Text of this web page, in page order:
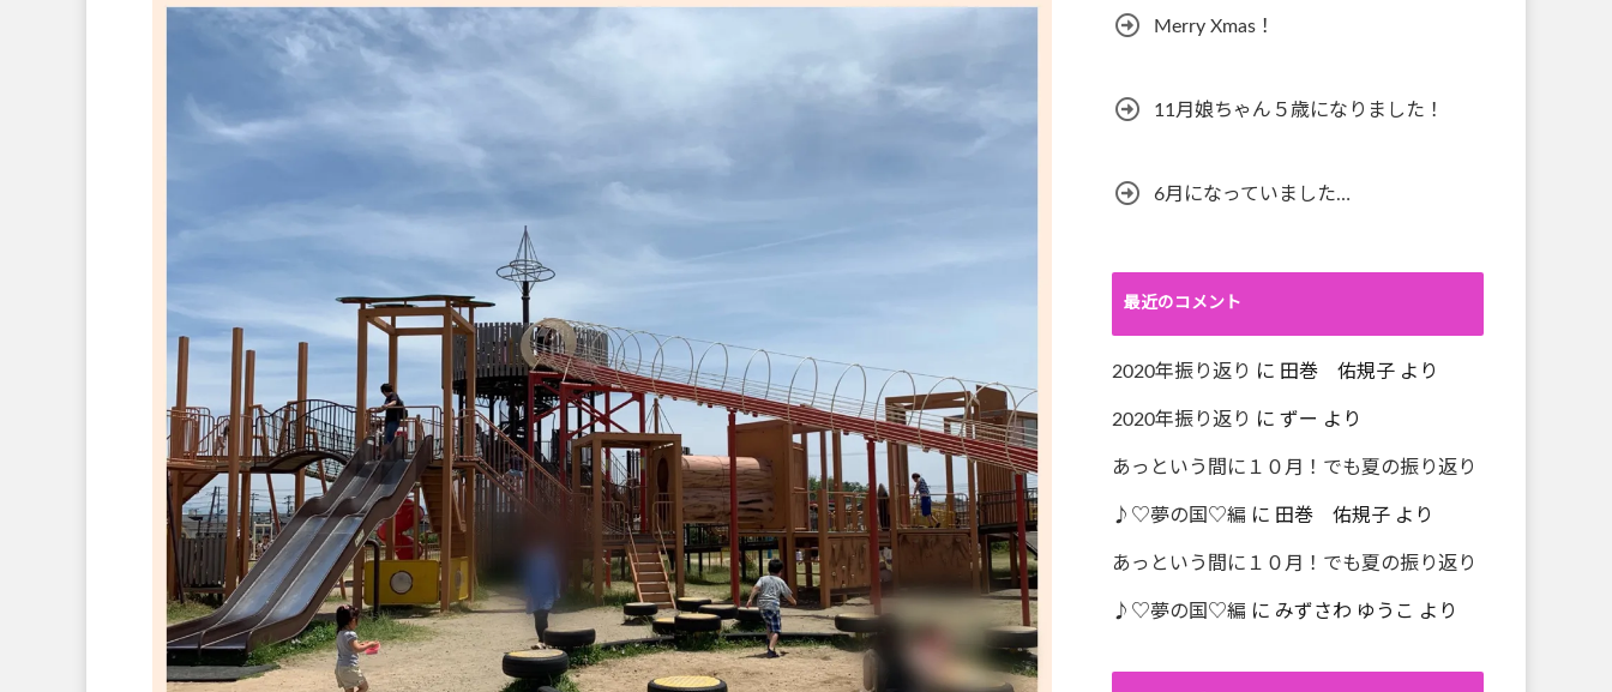
Merry Xmas！
11月娘ちゃん５歳になりました！
6月になっていました…
最近のコメント
2020年振り返り に 田巻 佑規子 より
2020年振り返り に ずー より
あっという間に１０月！でも夏の振り返り
♪♡夢の国♡編 に 田巻 佑規子 より
あっという間に１０月！でも夏の振り返り
♪♡夢の国♡編 に みずさわ ゆうこ より